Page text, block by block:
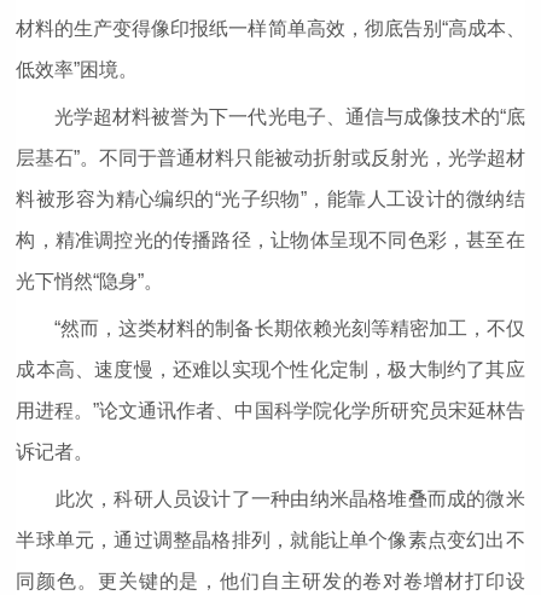
材料的生产变得像印报纸一样简单高效，彻底告别“高成本、
低效率”困境。
光学超材料被誉为下一代光电子、通信与成像技术的“底
层基石”。不同于普通材料只能被动折射或反射光，光学超材
料被形容为精心编织的“光子织物”，能靠人工设计的微纳结
构，精准调控光的传播路径，让物体呈现不同色彩，甚至在
光下悄然“隐身”。
“然而，这类材料的制备长期依赖光刻等精密加工，不仅
成本高、速度慢，还难以实现个性化定制，极大制约了其应
用进程。”论文通讯作者、中国科学院化学所研究员宋延林告
诉记者。
此次，科研人员设计了一种由纳米晶格堆叠而成的微米
半球单元，通过调整晶格排列，就能让单个像素点变幻出不
同颜色。更关键的是，他们自主研发的卷对卷增材打印设